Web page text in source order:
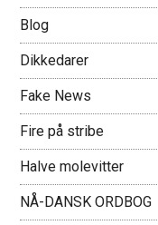
Blog
Dikkedarer
Fake News
Fire på stribe
Halve molevitter
NÅ-DANSK ORDBOG